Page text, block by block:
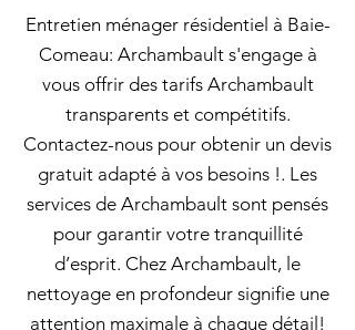
Entretien ménager résidentiel à Baie-
Comeau: Archambault s'engage à
vous offrir des tarifs Archambault
transparents et compétitifs.
Contactez-nous pour obtenir un devis
gratuit adapté à vos besoins !. Les
services de Archambault sont pensés
pour garantir votre tranquillité
d’esprit. Chez Archambault, le
nettoyage en profondeur signifie une
attention maximale à chaque détail!